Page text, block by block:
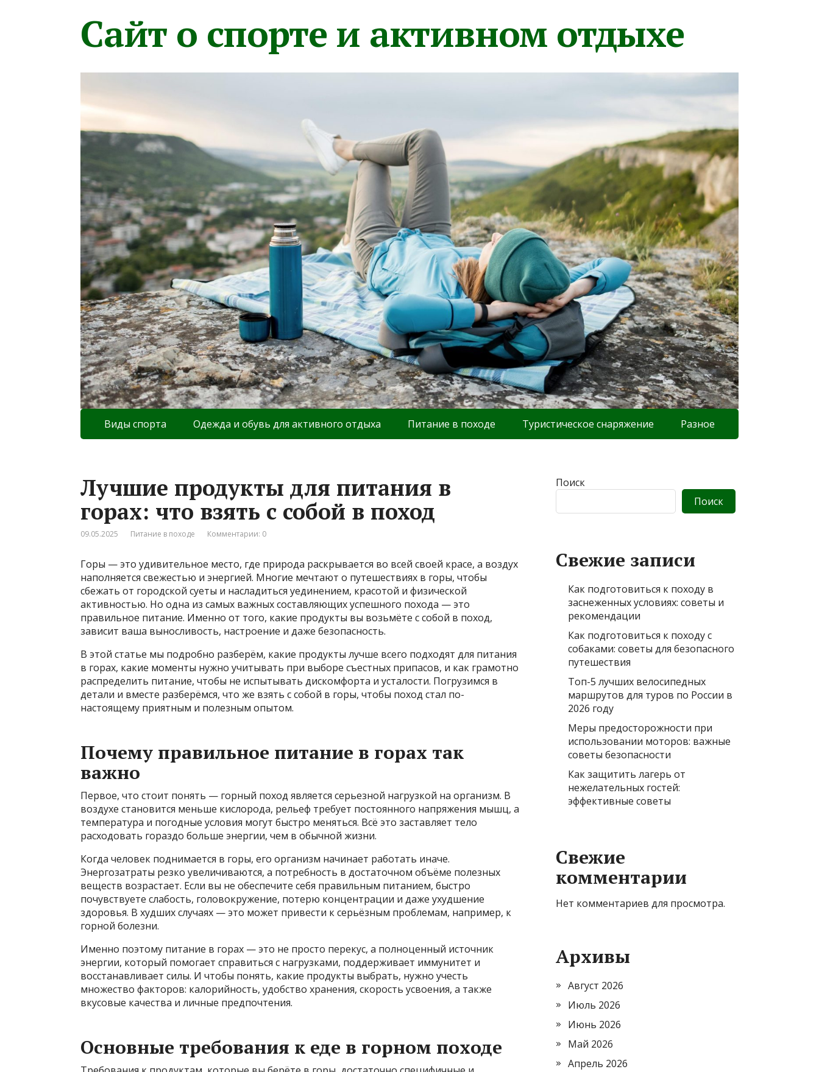
Сайт о спорте и активном отдыхе
Виды спорта Одежда и обувь для активного отдыха Питание в походе Туристическое снаряжение Разное
Лучшие продукты для питания в
горах: что взять с собой в поход
09.05.2025 Питание в походе Комментарии: 0
Горы — это удивительное место, где природа раскрывается во всей своей красе, а воздух
наполняется свежестью и энергией. Многие мечтают о путешествиях в горы, чтобы
сбежать от городской суеты и насладиться уединением, красотой и физической
активностью. Но одна из самых важных составляющих успешного похода — это
правильное питание. Именно от того, какие продукты вы возьмёте с собой в поход,
зависит ваша выносливость, настроение и даже безопасность.
В этой статье мы подробно разберём, какие продукты лучше всего подходят для питания
в горах, какие моменты нужно учитывать при выборе съестных припасов, и как грамотно
распределить питание, чтобы не испытывать дискомфорта и усталости. Погрузимся в
детали и вместе разберёмся, что же взять с собой в горы, чтобы поход стал по-
настоящему приятным и полезным опытом.
Почему правильное питание в горах так
важно
Первое, что стоит понять — горный поход является серьезной нагрузкой на организм. В
воздухе становится меньше кислорода, рельеф требует постоянного напряжения мышц, а
температура и погодные условия могут быстро меняться. Всё это заставляет тело
расходовать гораздо больше энергии, чем в обычной жизни.
Когда человек поднимается в горы, его организм начинает работать иначе.
Энергозатраты резко увеличиваются, а потребность в достаточном объёме полезных
веществ возрастает. Если вы не обеспечите себя правильным питанием, быстро
почувствуете слабость, головокружение, потерю концентрации и даже ухудшение
здоровья. В худших случаях — это может привести к серьёзным проблемам, например, к
горной болезни.
Именно поэтому питание в горах — это не просто перекус, а полноценный источник
энергии, который помогает справиться с нагрузками, поддерживает иммунитет и
восстанавливает силы. И чтобы понять, какие продукты выбрать, нужно учесть
множество факторов: калорийность, удобство хранения, скорость усвоения, а также
вкусовые качества и личные предпочтения.
Основные требования к еде в горном походе
Поиск
Поиск
Свежие записи
Как подготовиться к походу в
заснеженных условиях: советы и
рекомендации
Как подготовиться к походу с
собаками: советы для безопасного
путешествия
Топ-5 лучших велосипедных
маршрутов для туров по России в
2026 году
Меры предосторожности при
использовании моторов: важные
советы безопасности
Как защитить лагерь от
нежелательных гостей:
эффективные советы
Свежие
комментарии
Нет комментариев для просмотра.
Архивы
Август 2026
Июль 2026
Июнь 2026
Май 2026
Апрель 2026